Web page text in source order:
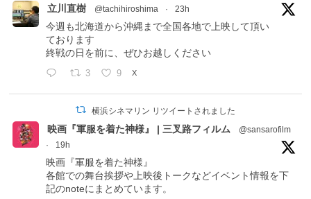
立川直樹 @tachihiroshima · 23h
今週も北海道から沖縄まで全国各地で上映して頂い
ております
終戦の日を前に、ぜひお越しください
3 9 X
横浜シネマリン リツイートされました
映画『軍服を着た神様』 | 三叉路フィルム
@sansarofilm
·
19h
映画『軍服を着た神様』
各館での舞台挨拶や上映後トークなどイベント情報を下
記のnoteにまとめています。